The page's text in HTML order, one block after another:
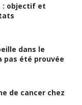
: objectif et
dans le
pas été prouvée
de cancer chez